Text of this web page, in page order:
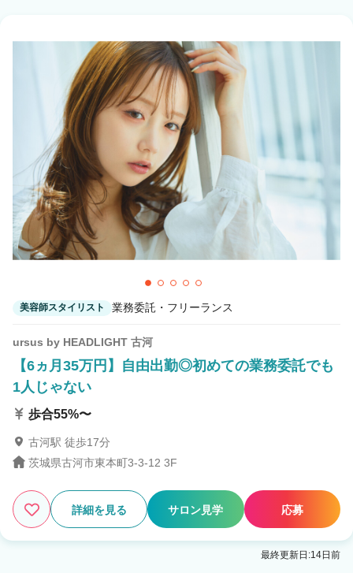
職種・技能ランク
美容師スタイリスト 美容師アシスタント
カラーリスト フロント・レセプション
ヘアメイク・美容部員
ネイリスト エステティシャン
講師・インストラクター 営業・販売スタッフ・その他
雇用形態
正社員 契約社員・パート
業務委託・フリーランス
詳細条件
ママさんスタッフ在籍中
この条件の求人数2件
美容師スタイリスト 業務委託・フリーランス
ursus by HEADLIGHT 古河
【6ヵ月35万円】自由出勤◎初めての業務委託でも
1人じゃない
歩合55%〜
古河駅 徒歩17分
茨城県古河市東本町3-3-12 3F
詳細を見る サロン見学 応募
最終更新日:14日前